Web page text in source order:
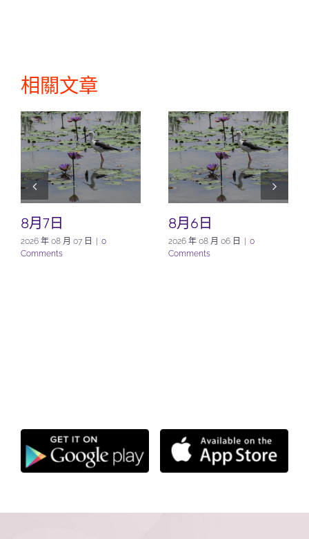
相關文章
8月7日
2026 年 08 月 07 日
0
Comments
8月6日
2026 年 08 月 06 日
0
Comments